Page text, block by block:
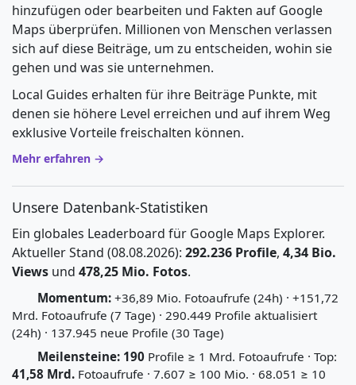
hinzufügen oder bearbeiten und Fakten auf Google
Maps überprüfen. Millionen von Menschen verlassen
sich auf diese Beiträge, um zu entscheiden, wohin sie
gehen und was sie unternehmen.
Local Guides erhalten für ihre Beiträge Punkte, mit
denen sie höhere Level erreichen und auf ihrem Weg
exklusive Vorteile freischalten können.
Mehr erfahren →
Unsere Datenbank-Statistiken
Ein globales Leaderboard für Google Maps Explorer.
Aktueller Stand (08.08.2026): 292.236 Profile, 4,34 Bio.
Views und 478,25 Mio. Fotos.
Momentum: +36,89 Mio. Fotoaufrufe (24h) · +151,72
Mrd. Fotoaufrufe (7 Tage) · 290.449 Profile aktualisiert
(24h) · 137.945 neue Profile (30 Tage)
Meilensteine: 190 Profile ≥ 1 Mrd. Fotoaufrufe · Top:
41,58 Mrd. Fotoaufrufe · 7.607 ≥ 100 Mio. · 68.051 ≥ 10